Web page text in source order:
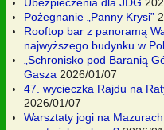
Pożegnanie „Panny Krysi”
Rooftop bar z panoramą
najwyższego budynku w
„Schronisko pod Baranią
Gasza 2026/01/07
47. wycieczka Rajdu na
2026/01/07
Warsztaty jogi na